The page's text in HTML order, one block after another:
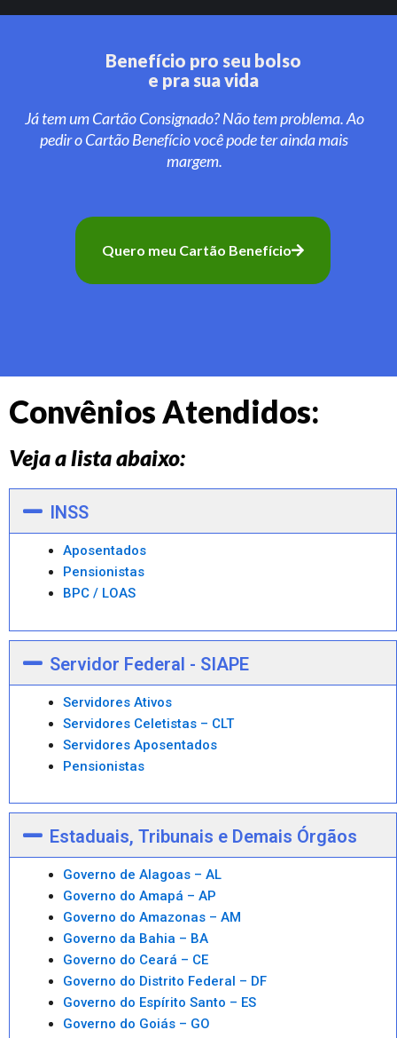
Benefício pro seu bolso
e pra sua vida
Já tem um Cartão Consignado? Não tem problema. Ao
pedir o Cartão Benefício você pode ter ainda mais
margem.
Quero meu Cartão Benefício
Convênios Atendidos:
Veja a lista abaixo:
INSS
Aposentados
Pensionistas
BPC / LOAS
Servidor Federal - SIAPE
Servidores Ativos
Servidores Celetistas – CLT
Servidores Aposentados
Pensionistas
Estaduais, Tribunais e Demais Órgãos
Governo de Alagoas – AL
Governo do Amapá – AP
Governo do Amazonas – AM
Governo da Bahia – BA
Governo do Ceará – CE
Governo do Distrito Federal – DF
Governo do Espírito Santo – ES
Governo do Goiás – GO